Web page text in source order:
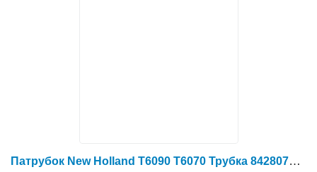
Патрубок New Holland Т6090 Т6070 Трубка 84280797 до трактора колісного New Holland T6090 T6070